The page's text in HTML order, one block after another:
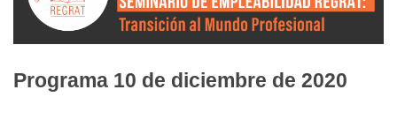
Programa 10 de diciembre de 2020